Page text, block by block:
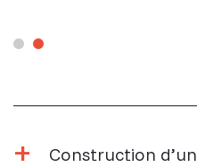
Construction